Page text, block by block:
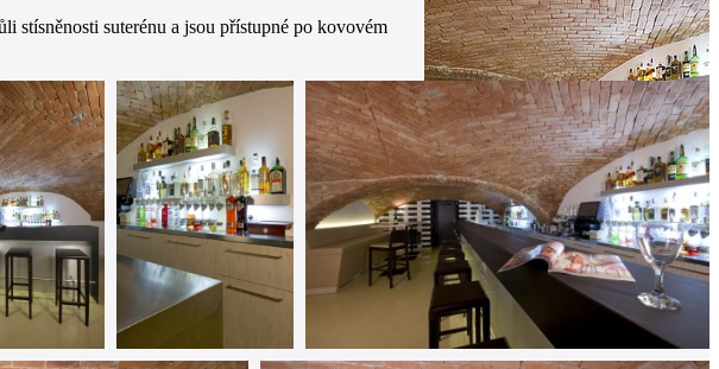
stísněnosti suterénu a jsou přístupné po kovovém